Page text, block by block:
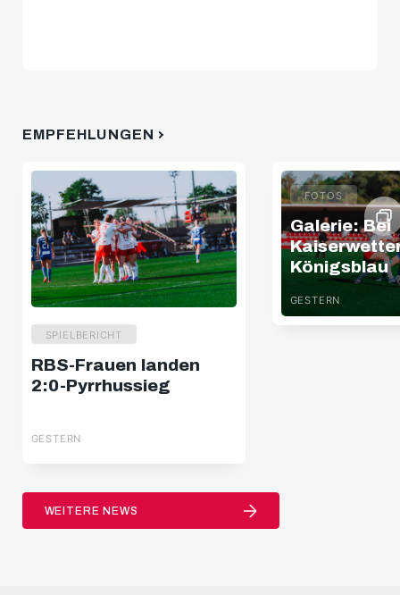
EMPFEHLUNGEN
SPIELBERICHT
RBS-Frauen landen
2:0-Pyrrhussieg
GESTERN
FOTOS
Galerie: Bei
Königsblau
GESTERN
WEITERE NEWS